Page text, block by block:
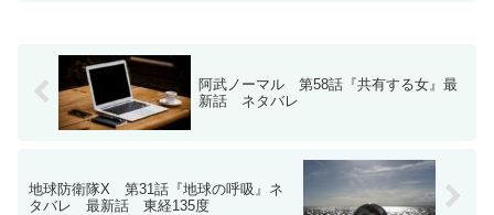
阿武ノーマル 第58話『共有する女』最
新話 ネタバレ
地球防衛隊X 第31話『地球の呼吸』ネ
タバレ 最新話 東経135度